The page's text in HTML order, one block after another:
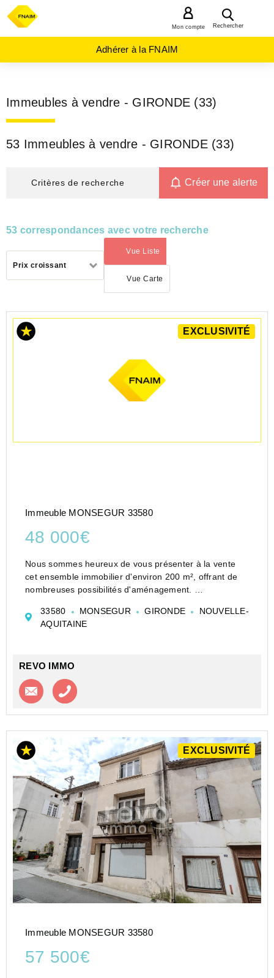
Rechercher
Mon compte
Adhérer à la FNAIM
Immeubles à vendre - GIRONDE (33)
53 Immeubles à vendre - GIRONDE (33)
Critères de recherche Créer une alerte
53 correspondances avec votre recherche
Prix croissant
Vue Liste
(activé)
Vue Carte
ACHAT
IMMEUBLE
EXCLUSIVITÉ
Immeuble MONSEGUR 33580
48 000€
Nous sommes heureux de vous présenter à la vente
cet ensemble immobilier d'environ 200 m², offrant de
nombreuses possibilités d'aménagement.
garage avec un vaste espace de stockage, idéal pour
une act...
33580 MONSEGUR GIRONDE
NOUVELLE-
AQUITAINE
REVO IMMO
Contacter l'agence
EXCLUSIVITÉ
Immeuble MONSEGUR 33580
57 500€